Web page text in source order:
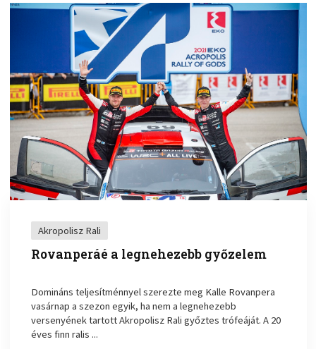
Akropolisz Rali
Rovanperáé a legnehezebb győzelem
Domináns teljesítménnyel szerezte meg Kalle Rovanpera
vasárnap a szezon egyik, ha nem a legnehezebb
versenyének tartott Akropolisz Rali győztes trófeáját. A 20
éves finn ralis ...